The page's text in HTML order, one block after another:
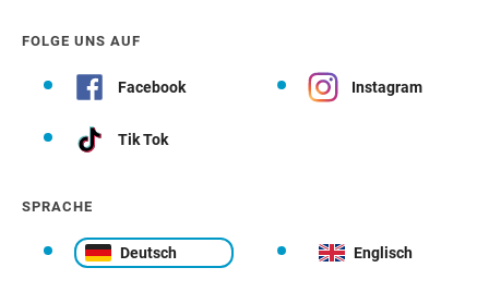
FOLGE UNS AUF
Facebook Instagram
Tik Tok
SPRACHE
Deutsch Englisch